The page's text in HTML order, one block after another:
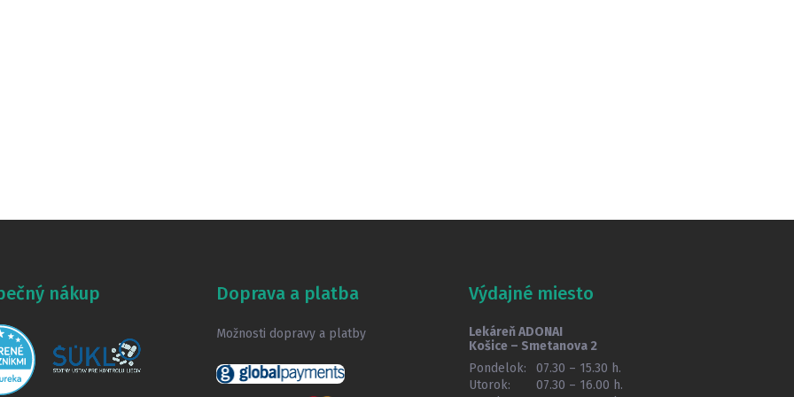
nákup Doprava a platba
Možnosti dopravy a platby
Výdajné miesto
Lekáreň ADONAI
Košice – Smetanova 2
Pondelok:
07.30 – 15.30 h.
Utorok:
07.30 – 16.00 h.